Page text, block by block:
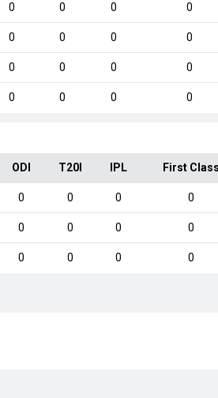
0 0 0 0
0 0 0 0
0 0 0 0
0 0 0 0
ODI T20I IPL First Class
0 0 0 0
0 0 0 0
0 0 0 0